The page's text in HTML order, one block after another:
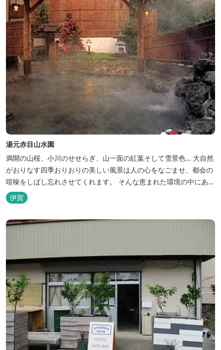
湯元赤目山水園
満開の山桜、小川のせせらぎ、山一面の紅葉そして雪景色… 大自然
がおりなす四季おりおりの美しい風景は人の心をなごませ、都会の
喧噪をしばし忘れさせてくれます。 そんな恵まれた環境の中にあ
る、純和風造りの閑静なたたずまい …それが赤目山水園です。 ま
た、赤目山水園の園内からこんこんと湧き出る天然温泉「赤目温泉
んでいただいておりま...
伊賀